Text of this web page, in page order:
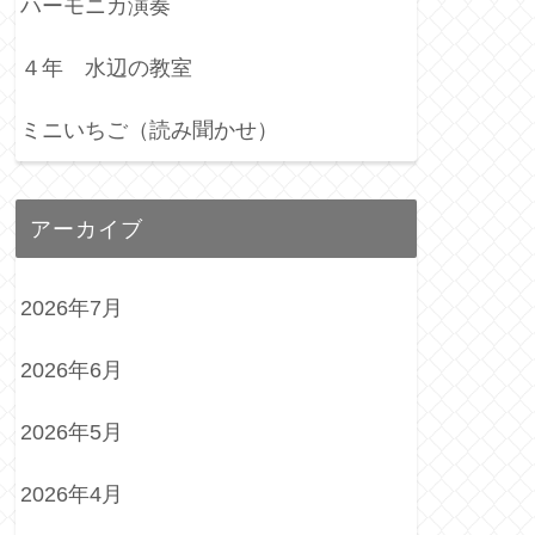
ハーモニカ演奏
４年 水辺の教室
ミニいちご（読み聞かせ）
アーカイブ
2026年7月
2026年6月
2026年5月
2026年4月